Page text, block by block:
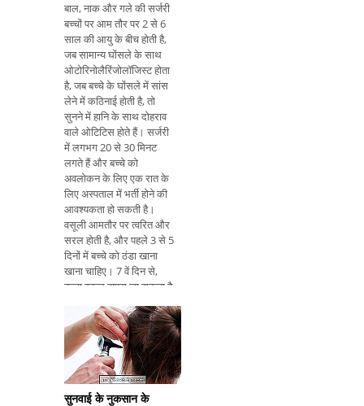
बाल, नाक और गले की सर्जरी
बच्चों पर आम तौर पर 2 से 6
साल की आयु के बीच होती है,
जब सामान्य घोंसले के साथ
ओटोरिनोलैरिंजोलॉजिस्ट होता
है, जब बच्चे के घोंसले में सांस
लेने में कठिनाई होती है, तो
सुनने में हानि के साथ दोहराव
वाले ओटिटिस होते हैं। सर्जरी
में लगभग 20 से 30 मिनट
लगते हैं और बच्चे को
अवलोकन के लिए एक रात के
लिए अस्पताल में भर्ती होने की
आवश्यकता हो सकती है।
वसूली आमतौर पर त्वरित और
सरल होती है, और पहले 3 से 5
दिनों में बच्चे को ठंडा खाना
खाना चाहिए। 7 वें दिन से,
बच्चा स्कूल वापस जा सकता है
है। कान, नाक और गले की
सर्जरी के लिए संकेत इस कान,
नाक और गले की सर्जर
सुनवाई के नुकसान के